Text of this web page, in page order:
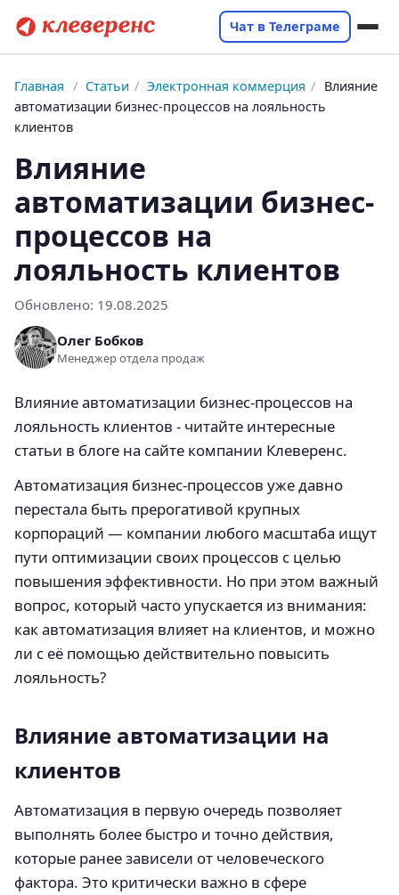
Чат в Телеграме
Главная / Статьи / Электронная коммерция / Влияние
автоматизации бизнес-процессов на лояльность
клиентов
Влияние
автоматизации бизнес-
процессов на
лояльность клиентов
Обновлено: 19.08.2025
Олег Бобков
Менеджер отдела продаж
Влияние автоматизации бизнес-процессов на
лояльность клиентов - читайте интересные
статьи в блоге на сайте компании Клеверенс.
Автоматизация бизнес-процессов уже давно
перестала быть прерогативой крупных
корпораций — компании любого масштаба ищут
пути оптимизации своих процессов с целью
повышения эффективности. Но при этом важный
вопрос, который часто упускается из внимания:
как автоматизация влияет на клиентов, и можно
ли с её помощью действительно повысить
лояльность?
Влияние автоматизации на
клиентов
Автоматизация в первую очередь позволяет
выполнять более быстро и точно действия,
которые ранее зависели от человеческого
фактора. Это критически важно в сфере